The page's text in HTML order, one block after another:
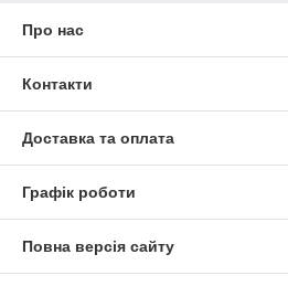
Про нас
Контакти
Доставка та оплата
Графік роботи
Повна версія сайту